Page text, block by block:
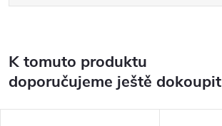
K tomuto produktu
doporučujeme ještě dokoupit